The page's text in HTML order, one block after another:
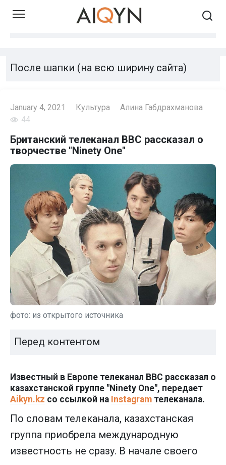
Skip
После шапки (на всю ширину сайта)
January 4, 2021 Культура
Алина Габдрахманова
44
Британский телеканал BBC рассказал о
творчестве "Ninety One"
фото: из открытого источника
Перед контентом
Известный в Европе телеканал BBC рассказал о
казахстанской группе "Ninety One", передает
Aikyn.kz со ссылкой на Instagram телеканала.
По словам телеканала, казахстанская
группа приобрела международную
известность не сразу. В начале своего